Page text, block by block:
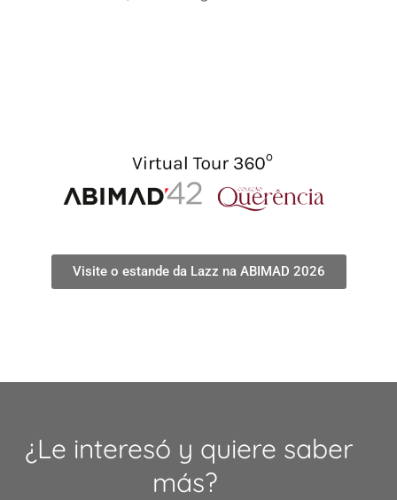
Visite o estande da Lazz na ABIMAD 2026
¿Le interesó y quiere saber
más?